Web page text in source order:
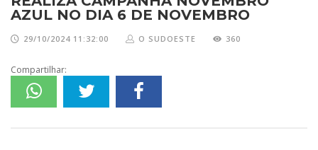
AZUL NO DIA 6 DE NOVEMBRO
29/10/2024 11:32:00 O SUDOESTE 360
Compartilhar: